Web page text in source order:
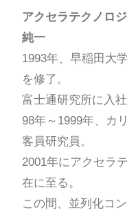
アクセラテクノロ
純一
1993年、早稲田大
を修了。
富士通研究所に入
98年～1999年、カ
客員研究員。
2001年にアクセラ
在に至る。
この間、並列化コ